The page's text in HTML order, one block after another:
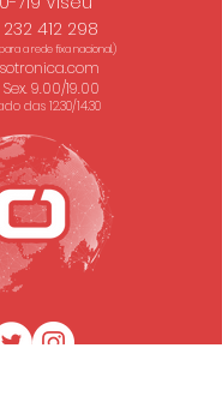
232 412 298
a rede fixa nacional.)
9.00/19.00
das 12.30/14.30